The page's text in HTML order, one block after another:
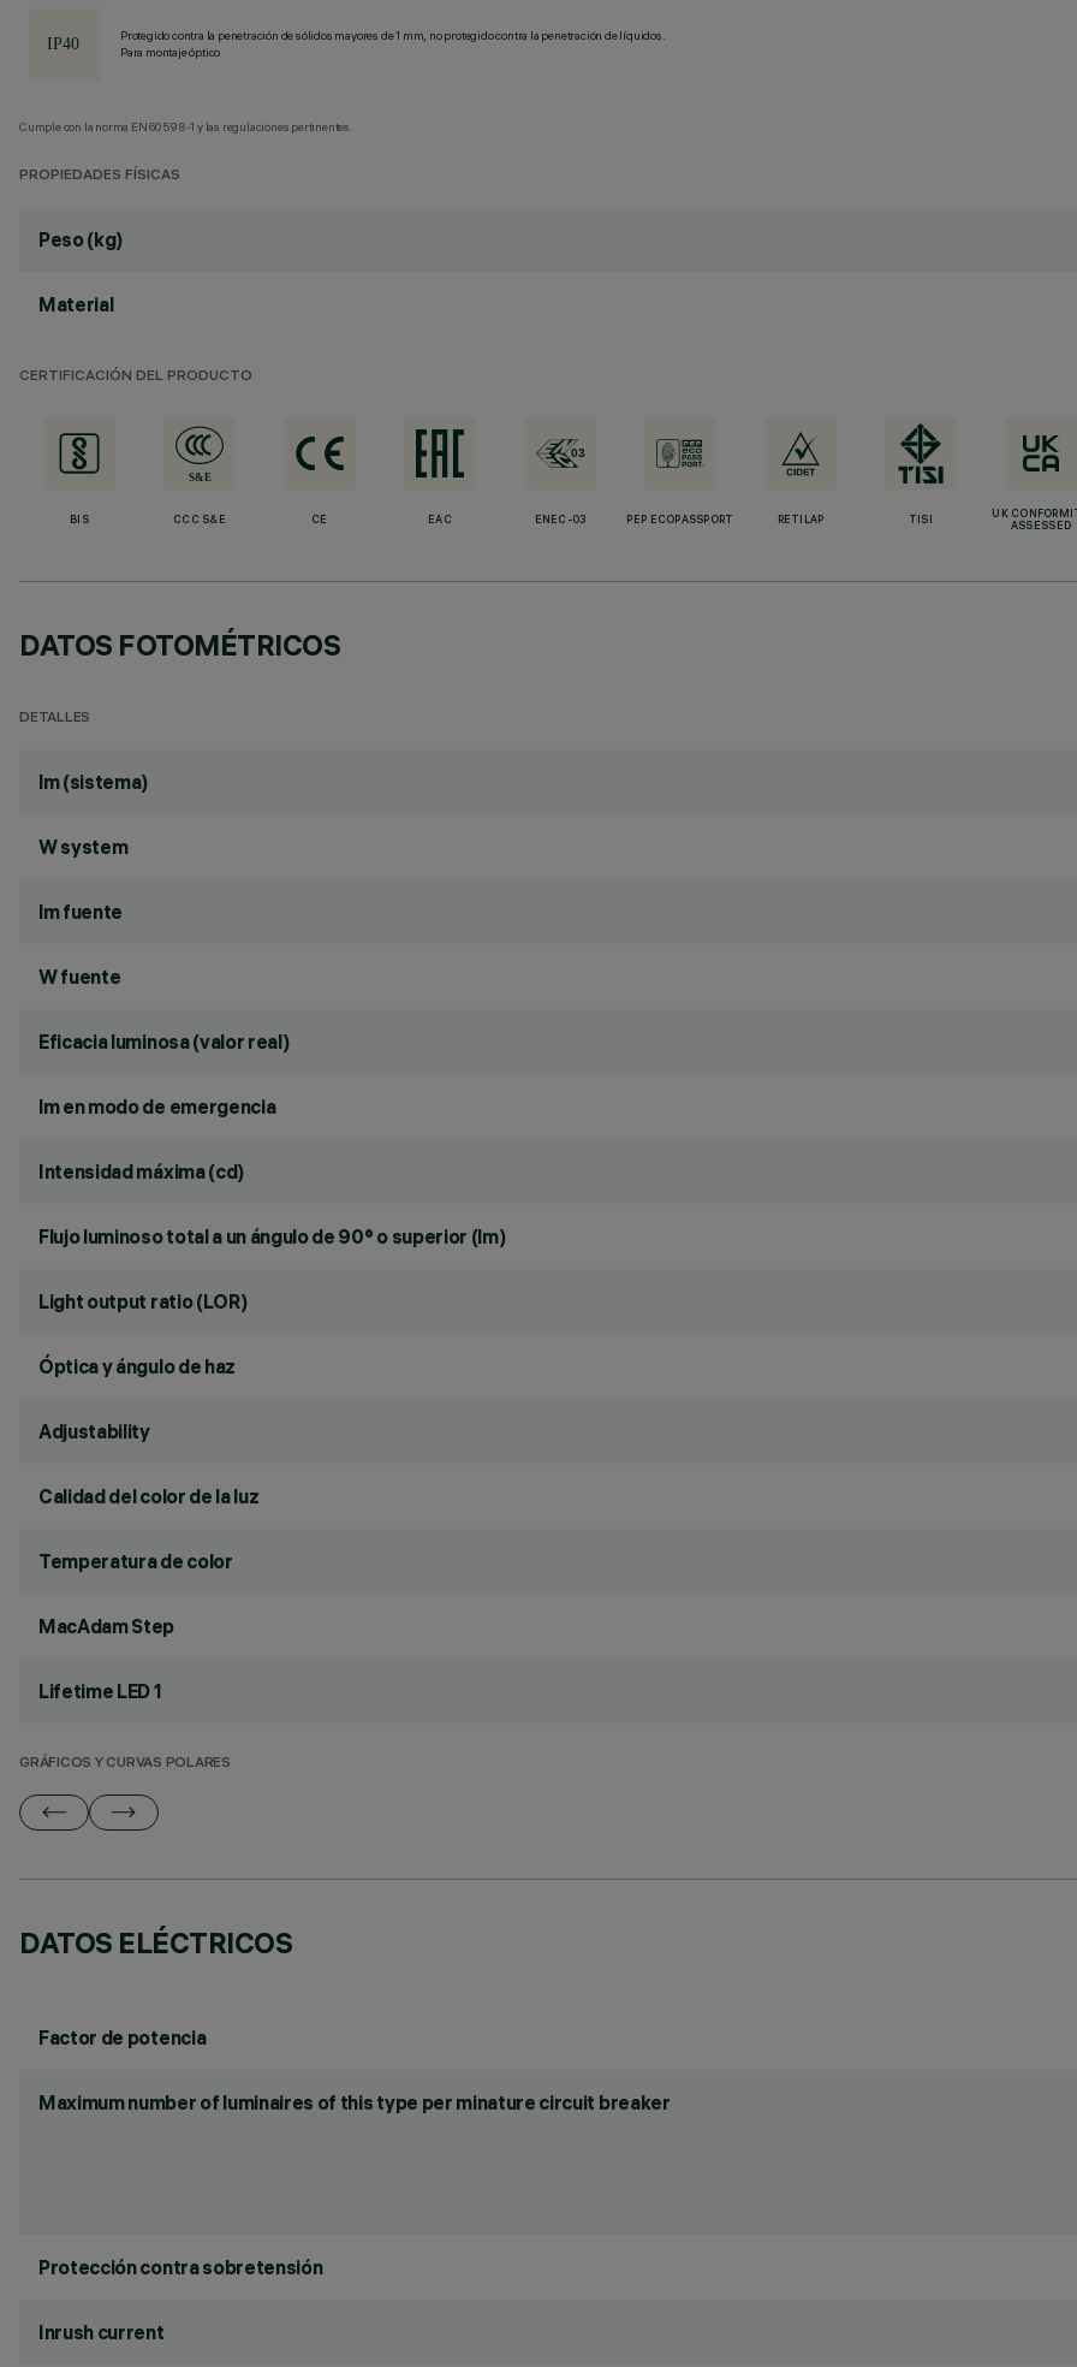
Protegido contra la penetración de sólidos mayores de 1 mm, no protegido contra la penetración de líquidos.
Para montaje óptico
Cumple con la norma EN60598-1 y las regulaciones pertinentes.
PROPIEDADES FÍSICAS
Peso (kg)
Material
CERTIFICACIÓN DEL PRODUCTO
BIS CCC S&E CE EAC ENEC-03 PEP ECOPASSPORT RETILAP TISI
UK
ASSESSED
DATOS FOTOMÉTRICOS
DETALLES
lm (sistema)
W system
lm fuente
W fuente
Eficacia luminosa (valor real)
lm en modo de emergencia
Intensidad máxima (cd)
Flujo luminoso total a un ángulo de 90° o superior (lm)
Light output ratio (LOR)
Óptica y ángulo de haz
Adjustability
Calidad del color de la luz
Temperatura de color
MacAdam Step
Lifetime LED 1
GRÁFICOS Y CURVAS POLARES
DATOS ELÉCTRICOS
Factor de potencia
Maximum number of luminaires of this type per minature circuit breaker
Protección contra sobretensión
Inrush current